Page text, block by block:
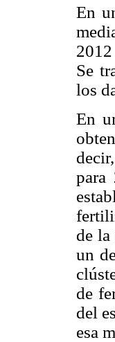
En
Se
los
En
para
de la
un
de
del
esa